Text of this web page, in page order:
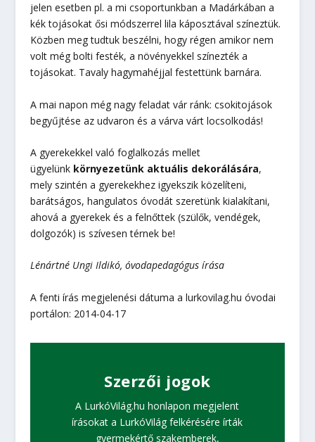
jelen esetben pl. a mi csoportunkban a Madárkában a
kék tojásokat ősi módszerrel lila káposztával színeztük.
Közben meg tudtuk beszélni, hogy régen amikor nem
volt még bolti festék, a növényekkel színezték a
tojásokat. Tavaly hagymahéjjal festettünk barnára.
A mai napon még nagy feladat vár ránk: csokitojások
begyűjtése az udvaron és a várva várt locsolkodás!
A gyerekekkel való foglalkozás mellet
ügyelünk környezetünk aktuális dekorálására,
mely szintén a gyerekekhez igyekszik közelíteni,
barátságos, hangulatos óvodát szeretünk kialakítani,
ahová a gyerekek és a felnőttek (szülők, vendégek,
dolgozók) is szívesen térnek be!
Lénártné Ungi Ildikó, óvodapedagógusírása
A fenti írás megjelenési dátuma a lurkovilag.hu óvodai
portálon: 2014-04-17
Szerzői jogok
A LurkóVilág.hu honlapon megjelent
írásokat a LurkóVilág felkérésére írták
gyermekértő szakemberek,